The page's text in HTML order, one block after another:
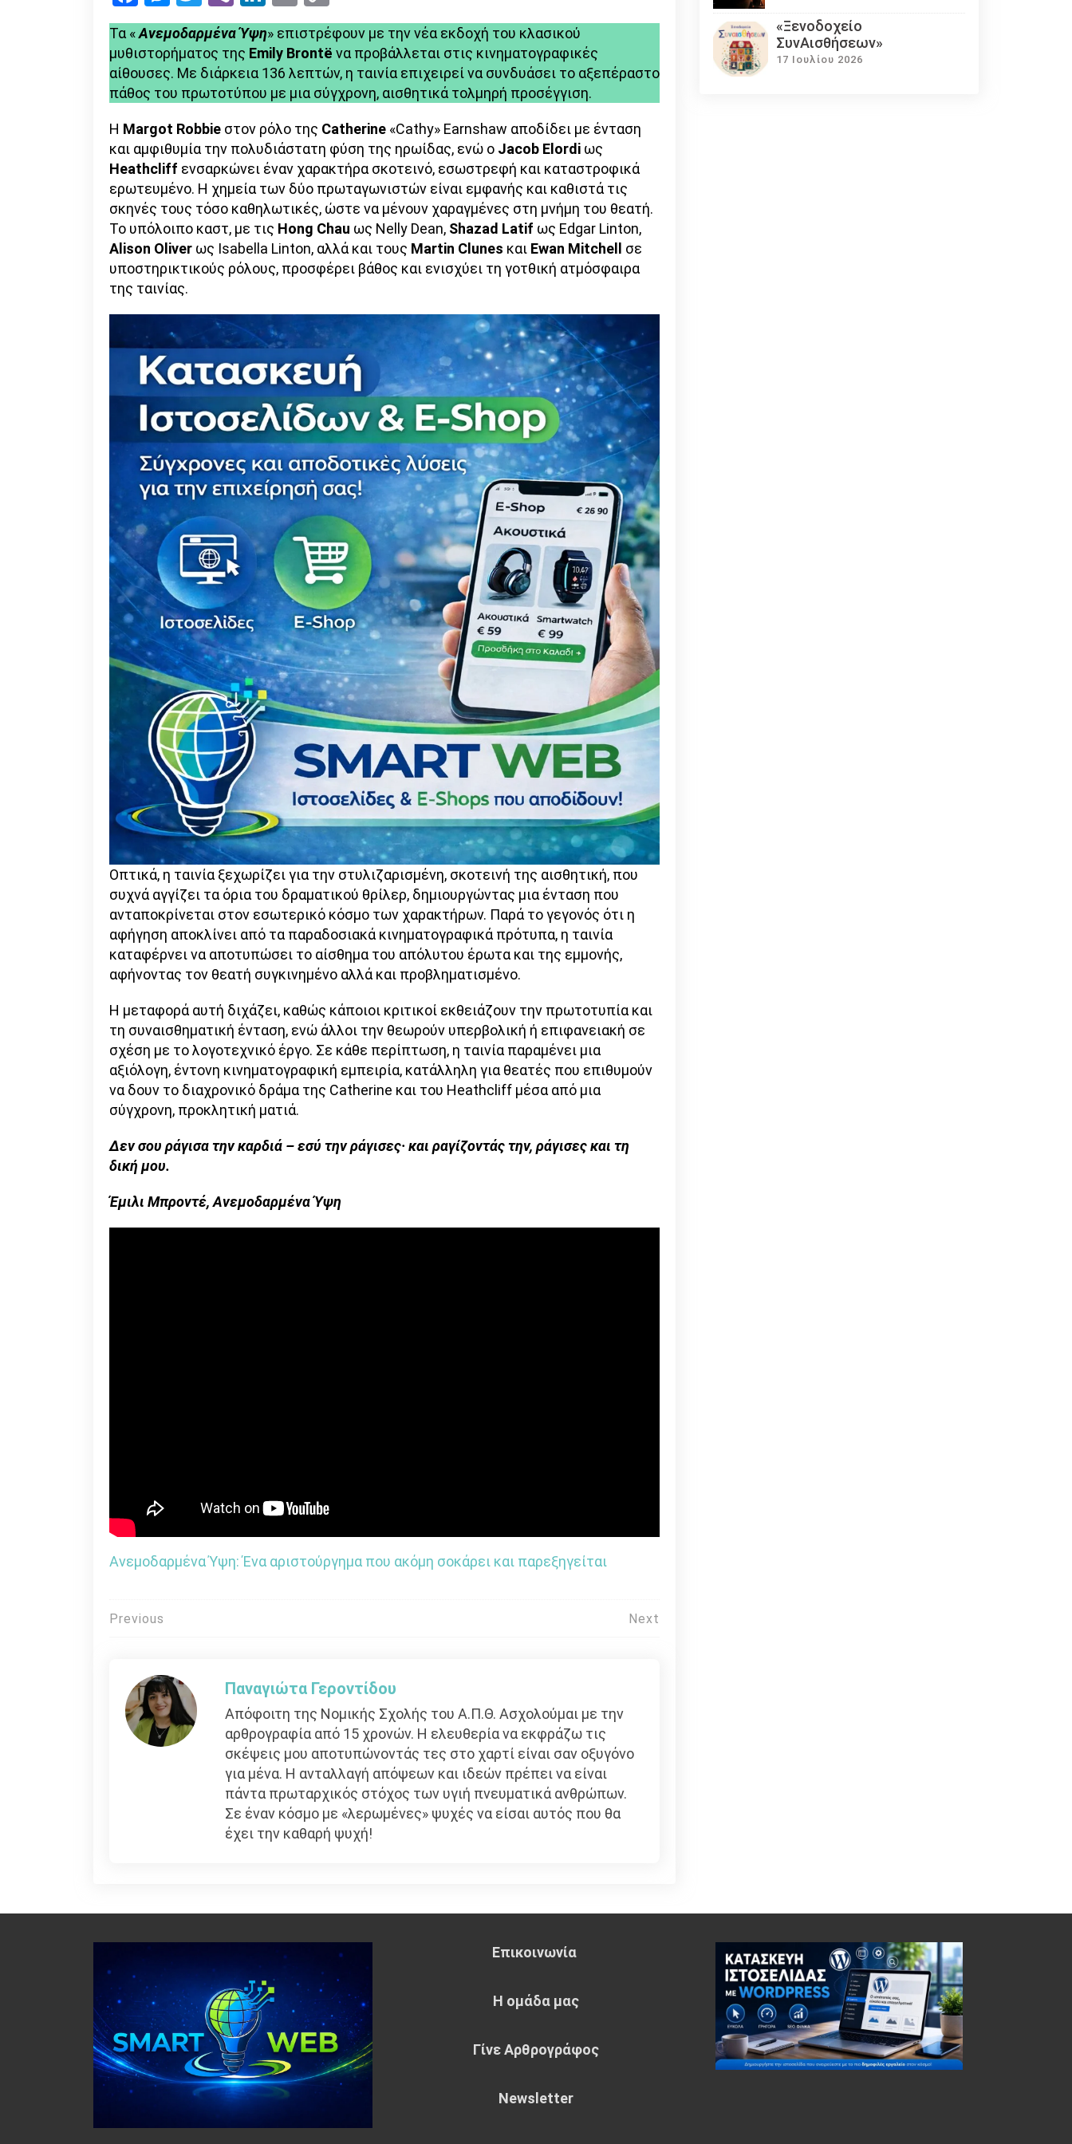
Link
Τα «ΑνεμοδαρμέναΎψη» επιστρέφουν με την νέα εκδοχή του κλασικού
μυθιστορήματος της Emily Brontë να προβάλλεται στις κινηματογραφικές
αίθουσες. Με διάρκεια 136 λεπτών, η ταινία επιχειρεί να συνδυάσει το αξεπέραστο
πάθος του πρωτοτύπου με μια σύγχρονη, αισθητικά τολμηρή προσέγγιση.
Η Margot Robbie στον ρόλο της Catherine «Cathy» Earnshaw αποδίδει με ένταση
και αμφιθυμία την πολυδιάστατη φύση της ηρωίδας, ενώ ο Jacob Elordi ως
Heathcliff ενσαρκώνει έναν χαρακτήρα σκοτεινό, εσωστρεφή και καταστροφικά
ερωτευμένο. Η χημεία των δύο πρωταγωνιστών είναι εμφανής και καθιστά τις
σκηνές τους τόσο καθηλωτικές, ώστε να μένουν χαραγμένες στη μνήμη του θεατή.
Το υπόλοιπο καστ, με τις Hong Chau ως Nelly Dean, Shazad Latif ως Edgar Linton,
Alison Oliver ως Isabella Linton, αλλά και τους Martin Clunes και Ewan Mitchell σε
υποστηρικτικούς ρόλους, προσφέρει βάθος και ενισχύει τη γοτθική ατμόσφαιρα
της ταινίας.
Οπτικά, η ταινία ξεχωρίζει για την στυλιζαρισμένη, σκοτεινή της αισθητική, που
συχνά αγγίζει τα όρια του δραματικού θρίλερ, δημιουργώντας μια ένταση που
ανταποκρίνεται στον εσωτερικό κόσμο των χαρακτήρων. Παρά το γεγονός ότι η
αφήγηση αποκλίνει από τα παραδοσιακά κινηματογραφικά πρότυπα, η ταινία
καταφέρνει να αποτυπώσει το αίσθημα του απόλυτου έρωτα και της εμμονής,
αφήνοντας τον θεατή συγκινημένο αλλά και προβληματισμένο.
Η μεταφορά αυτή διχάζει, καθώς κάποιοι κριτικοί εκθειάζουν την πρωτοτυπία και
τη συναισθηματική ένταση, ενώ άλλοι την θεωρούν υπερβολική ή επιφανειακή σε
σχέση με το λογοτεχνικό έργο. Σε κάθε περίπτωση, η ταινία παραμένει μια
αξιόλογη, έντονη κινηματογραφική εμπειρία, κατάλληλη για θεατές που επιθυμούν
να δουν το διαχρονικό δράμα της Catherine και του Heathcliff μέσα από μια
σύγχρονη, προκλητική ματιά.
Δεν σου ράγισα την καρδιά – εσύ την ράγισες· και ραγίζοντάς την, ράγισες και τη
δική μου.
Έμιλι Μπροντέ, Ανεμοδαρμένα Ύψη
Ανεμοδαρμένα Ύψη: Ένα αριστούργημα που ακόμη σοκάρει και παρεξηγείται
Πλοήγηση
Previous Next
Παναγιώτα Γεροντίδου
Απόφοιτη της Νομικής Σχολής του Α.Π.Θ. Ασχολούμαι με την
αρθρογραφία από 15 χρονών. Η ελευθερία να εκφράζω τις
σκέψεις μου αποτυπώνοντάς τες στο χαρτί είναι σαν οξυγόνο
για μένα. Η ανταλλαγή απόψεων και ιδεών πρέπει να είναι
πάντα πρωταρχικός στόχος των υγιή πνευματικά ανθρώπων.
Σε έναν κόσμο με «λερωμένες» ψυχές να είσαι αυτός που θα
έχει την καθαρή ψυχή!
«Ξενοδοχείο
ΣυνΑισθήσεων»
17 Ιουλίου 2026
Επικοινωνία
Η ομάδα μας
Γίνε Αρθρογράφος
Newsletter